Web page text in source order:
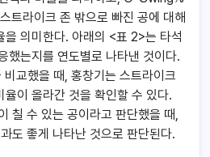
라이크 존 밖으로 빠진 공에 대해
을 의미한다. 아래의 <표 2>는 타석
했는지를 연도별로 나타낸 것이다.
교했을 때, 홍창기는 스트라이크
이 올라간 것을 확인할 수 있다.
칠 수 있는 공이라고 판단했을 때,
도 좋게 나타난 것으로 판단된다.